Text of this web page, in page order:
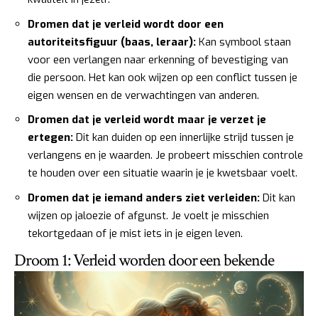
Dromen dat je verleid wordt door een
autoriteitsfiguur (baas, leraar): Kan symbool staan
voor een verlangen naar erkenning of bevestiging van
die persoon. Het kan ook wijzen op een conflict tussen je
eigen wensen en de verwachtingen van anderen.
Dromen dat je verleid wordt maar je verzet je
ertegen: Dit kan duiden op een innerlijke strijd tussen je
verlangens en je waarden. Je probeert misschien controle
te houden over een situatie waarin je je kwetsbaar voelt.
Dromen dat je iemand anders ziet verleiden: Dit kan
wijzen op jaloezie of afgunst. Je voelt je misschien
tekortgedaan of je mist iets in je eigen leven.
Droom 1: Verleid worden door een bekende